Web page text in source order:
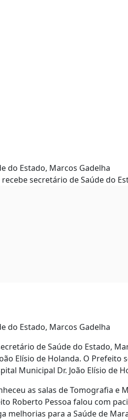
do Estado, Marcos Gadelha
secretário de Saúde do
do Estado, Marcos Gadelha
de Saúde do Estado,
Elísio de Holanda. O
Municipal Dr. João Elísio de
as salas de Tomografia
Roberto Pessoa falou com
melhorias para a Saúde de